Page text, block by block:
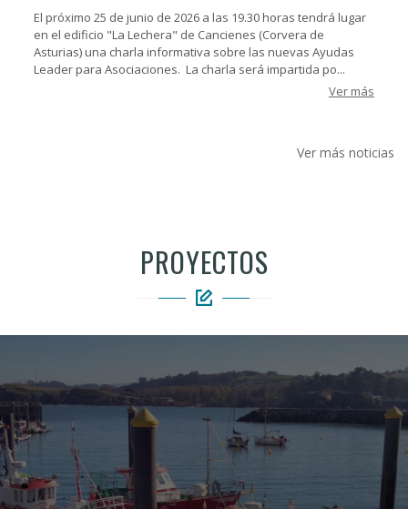
El próximo 25 de junio de 2026 a las 19.30 horas tendrá lugar
en el edificio "La Lechera" de Cancienes (Corvera de
Asturias) una charla informativa sobre las nuevas Ayudas
Leader para Asociaciones. La charla será impartida po...
Ver más
Ver más noticias
PROYECTOS